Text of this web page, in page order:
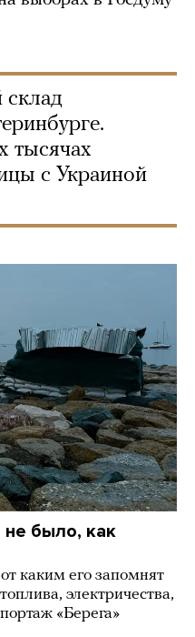
склад
тысячах
с Украиной
не было, как
каким его запомнят
электричества,
«Берега»